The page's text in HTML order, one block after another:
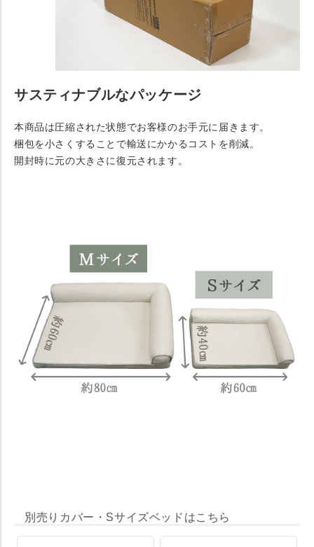
サスティナブルなパッケージ
本商品は圧縮された状態でお客様のお手元に届きます。
梱包を小さくすることで輸送にかかるコストを削減。
開封時に元の大きさに復元されます。
別売りカバー・Sサイズベッドはこちら